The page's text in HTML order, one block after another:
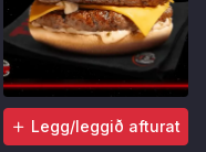
Legg/leggið afturat